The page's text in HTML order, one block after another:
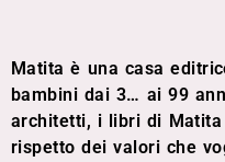
Matita è una casa
bambini dai 3… ai 99
architetti, i libri di
rispetto dei valori che